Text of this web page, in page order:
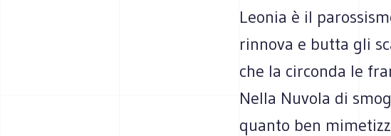
Leonia è il
rinnova e butta gli
che la circonda le
Nella Nuvola di
quanto ben